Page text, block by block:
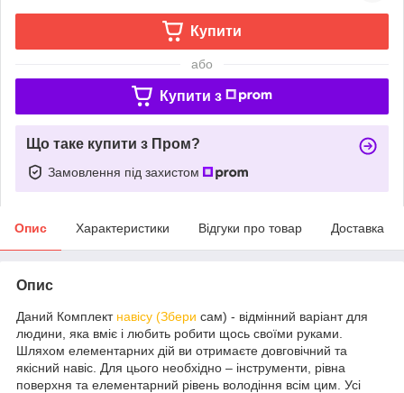
Купити
або
Купити з
Що таке купити з Пром?
Замовлення під захистом
Опис Характеристики Відгуки про товар Доставка
Опис
Даний Комплект навісу (Збери сам) - відмінний варіант для
людини, яка вміє і любить робити щось своїми руками.
Шляхом елементарних дій ви отримаєте довговічний та
якісний навіс. Для цього необхідно – інструменти, рівна
поверхня та елементарний рівень володіння всім цим. Усі